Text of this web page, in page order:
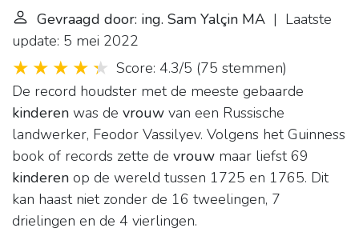
Gevraagd door: ing. Sam Yalçin MA | Laatste
update: 5 mei 2022
Score: 4.3/5 (75 stemmen)
De record houdster met de meeste gebaarde
kinderen was de vrouw van een Russische
landwerker, Feodor Vassilyev. Volgens het Guinness
book of records zette de vrouw maar liefst 69
kinderen op de wereld tussen 1725 en 1765. Dit
kan haast niet zonder de 16 tweelingen, 7
drielingen en de 4 vierlingen.